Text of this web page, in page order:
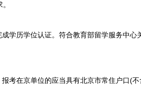
历学位认证。符合教育部留学服务中心
在京单位的应当具有北京市常住户口(不